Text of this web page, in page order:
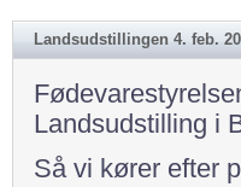
Landsudstillingen 4. feb.
Landsudstilling i
Så vi kører efter